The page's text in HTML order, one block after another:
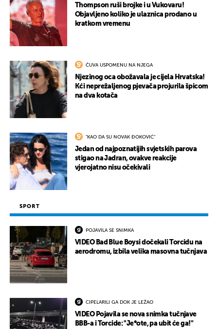
Thompson ruši brojke i u Vukovaru!
Objavljeno koliko je ulaznica prodano u
kratkom vremenu
ČUVA USPOMENU NA NJEGA
Njezinog oca obožavala je cijela Hrvatska!
Kći neprežaljenog pjevača projurila špicom
na dva kotača
"KAO DA SU NOVAK ĐOKOVIĆ"
Jedan od najpoznatijih svjetskih parova
stigao na Jadran, ovakve reakcije
vjerojatno nisu očekivali
SPORT
POJAVILA SE SNIMKA
VIDEO Bad Blue Boysi dočekali Torcidu na
aerodromu, izbila velika masovna tučnjava
CIPELARILI GA DOK JE LEŽAO
VIDEO Pojavila se nova snimka tučnjave
BBB-a i Torcide: "Je*ote, pa ubit će ga!"